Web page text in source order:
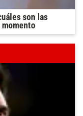
son las